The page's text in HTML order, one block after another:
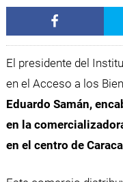
El presidente del
en el Acceso a los
Eduardo Samán,
en la
en el centro de